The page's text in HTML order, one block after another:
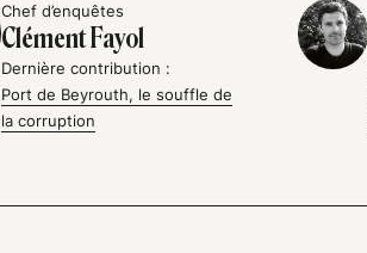
Chef d’enquêtes
Clément Fayol
Dernière contribution :
Port de Beyrouth, le souffle de
la corruption